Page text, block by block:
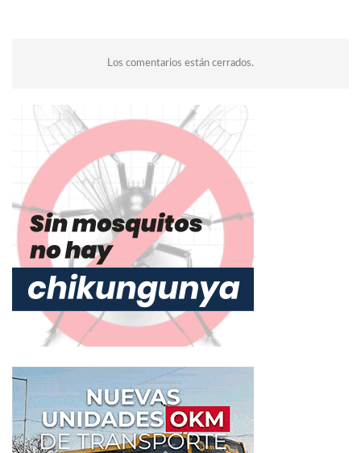
Los comentarios están cerrados.